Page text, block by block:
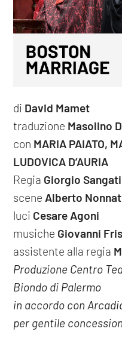
di David Mamet
traduzione Masolino
con MARIA PAIATO,
LUDOVICA D’AURIA
Regia Giorgio Sangati
scene Alberto
luci Cesare Agoni
musiche Giovanni
assistente alla regia
Produzione Centro
Biondo di Palermo
in accordo con
per gentile